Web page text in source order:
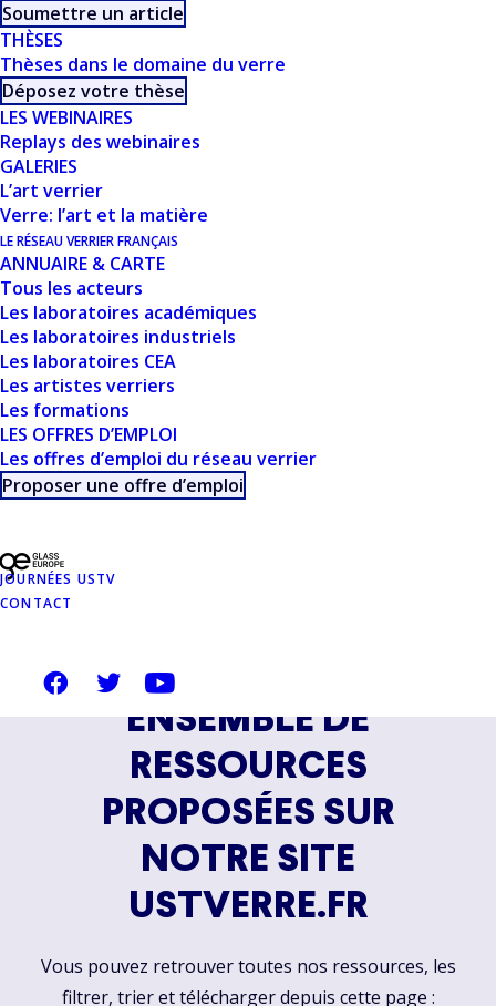
Soumettre un article
THÈSES
Thèses dans le domaine du verre
Déposez votre thèse
LES WEBINAIRES
Replays des webinaires
GALERIES
L’art verrier
Verre: l’art et la matière
LE RÉSEAU VERRIER FRANÇAIS
ANNUAIRE & CARTE
Tous les acteurs
Les laboratoires académiques
Les laboratoires industriels
Les laboratoires CEA
Les artistes verriers
Les formations
LES OFFRES D’EMPLOI
Les offres d’emploi du réseau verrier
Proposer une offre d’emploi
JOURNÉES USTV
CONTACT
TECHNIQUES
RENCONTRÉES
AUJOURD’HUI
LORS DE LA
COLLABORATION
ENTRE ARTISTE ET
MAÎTRE VERRIER -
ATELIER SIMON-
MARQ
PARTIE D'UN
ENSEMBLE DE
RESSOURCES
PROPOSÉES SUR
NOTRE SITE
USTVERRE.FR
Vous pouvez retrouver toutes nos ressources, les
filtrer, trier et télécharger depuis cette page :